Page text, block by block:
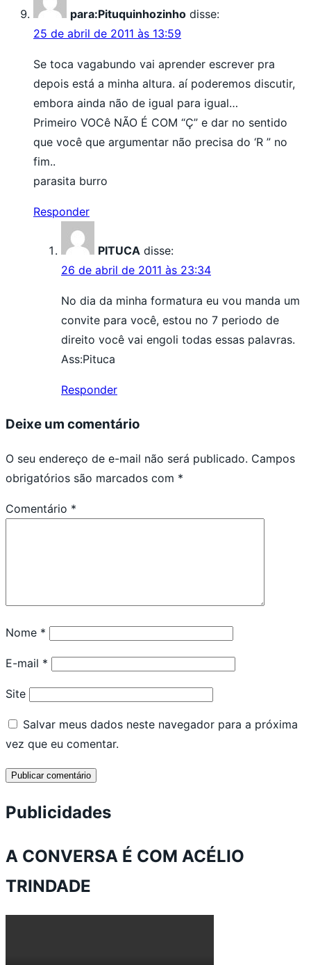
para:Pituquinhozinho disse:
25 de abril de 2011 às 13:59
Se toca vagabundo vai aprender escrever pra
depois está a minha altura. aí poderemos discutir,
embora ainda não de igual para igual…
Primeiro VOCê NÃO É COM “Ç” e dar no sentido
que você que argumentar não precisa do ‘R ” no
fim..
parasita burro
Responder
PITUCA disse:
26 de abril de 2011 às 23:34
No dia da minha formatura eu vou manda um
convite para você, estou no 7 periodo de
direito você vai engoli todas essas palavras.
Ass:Pituca
Responder
Deixe um comentário
O seu endereço de e-mail não será publicado. Campos
obrigatórios são marcados com *
Comentário *
Nome *
E-mail *
Site
Salvar meus dados neste navegador para a próxima
vez que eu comentar.
Publicidades
A CONVERSA É COM ACÉLIO
TRINDADE